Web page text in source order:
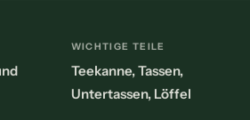
WICHTIGE TEILE
Teekanne, Tassen,
Untertassen, Löffel